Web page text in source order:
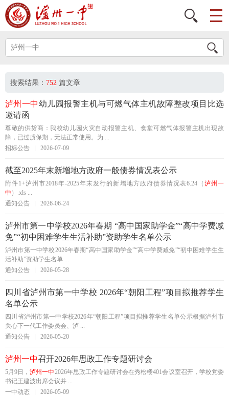
搜索结果： 752 篇文章
泸州一中幼儿园报警主机与可燃气体主机故障整改项目比选
邀请函
尊敬的供货商：我校幼儿园火灾自动报警主机、食堂可燃气体报警主机出现故
障，已过质保期，无法正常使用。为 ...
招标公告
2026-07-09
截至2025年末新增地方政府一般债券情况表公示
附件1+泸州市2018年-2025年末发行的新增地方政府债券情况表6.24（ 泸州一
中 ）.xls ...
通知公告
2026-06-24
泸州市第一中学校2026年春期 “高中国家助学金”“高中学费减
免”“初中困难学生生活补助”资助学生名单公示
泸州市第一中学校2026年春期“高中国家助学金”“高中学费减免”“初中困难学生生
活补助”资助学生名单 ...
通知公告
2026-05-28
四川省泸州市第一中学校 2026年“朝阳工程”项目拟推荐学生
名单公示
四川省泸州市第一中学校2026年“朝阳工程”项目拟推荐学生名单公示根据泸州市
关心下一代工作委员会、泸 ...
通知公告
2026-05-20
泸州一中召开2026年思政工作专题研讨会
5月9日，泸州一中2026年思政工作专题研讨会在秀松楼401会议室召开，学校党委
书记王建波出席会议并 ...
一中动态
2026-05-09